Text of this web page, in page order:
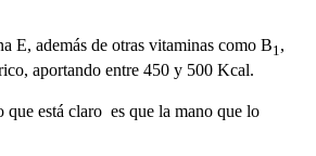
E, además de otras vitaminas como B1,
aportando entre 450 y 500 Kcal.
que está claro es que la mano que lo